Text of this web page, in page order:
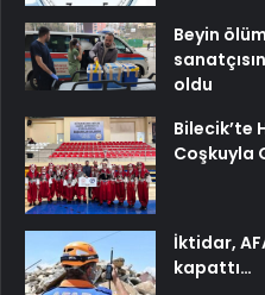
Beyin
oldu
Bilecik’te
Coşkuyla
İktidar,
kapattı…